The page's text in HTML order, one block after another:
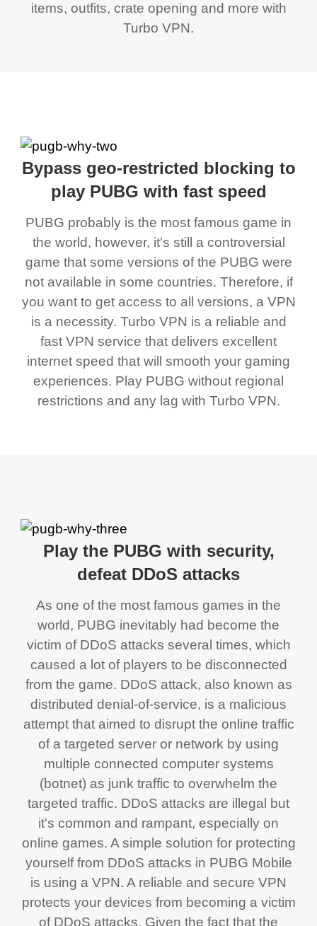
items, outfits, crate opening and more with
Turbo VPN.
Bypass geo-restricted blocking to
play PUBG with fast speed
PUBG probably is the most famous game in
the world, however, it's still a controversial
game that some versions of the PUBG were
not available in some countries. Therefore, if
you want to get access to all versions, a VPN
is a necessity. Turbo VPN is a reliable and
fast VPN service that delivers excellent
internet speed that will smooth your gaming
experiences. Play PUBG without regional
restrictions and any lag with Turbo VPN.
Play the PUBG with security,
defeat DDoS attacks
As one of the most famous games in the
world, PUBG inevitably had become the
victim of DDoS attacks several times, which
caused a lot of players to be disconnected
from the game. DDoS attack, also known as
distributed denial-of-service, is a malicious
attempt that aimed to disrupt the online traffic
of a targeted server or network by using
multiple connected computer systems
(botnet) as junk traffic to overwhelm the
targeted traffic. DDoS attacks are illegal but
it's common and rampant, especially on
online games. A simple solution for protecting
yourself from DDoS attacks in PUBG Mobile
is using a VPN. A reliable and secure VPN
protects your devices from becoming a victim
of DDoS attacks. Given the fact that the